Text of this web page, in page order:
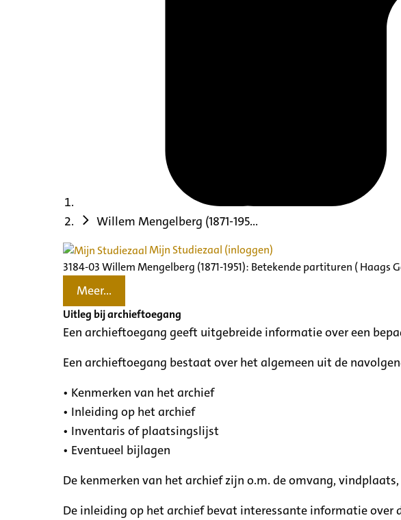
Willem Mengelberg (1871-195...
Mijn Studiezaal (inloggen)
3184-03 Willem Mengelberg (1871-1951): Betekende partituren ( Haags
Meer...
Uitleg bij archieftoegang
Een archieftoegang geeft uitgebreide informatie over een
Een archieftoegang bestaat over het algemeen uit de
• Kenmerken van het archief
• Inleiding op het archief
• Inventaris of plaatsingslijst
• Eventueel bijlagen
De kenmerken van het archief zijn o.m. de omvang,
De inleiding op het archief bevat interessante informatie over